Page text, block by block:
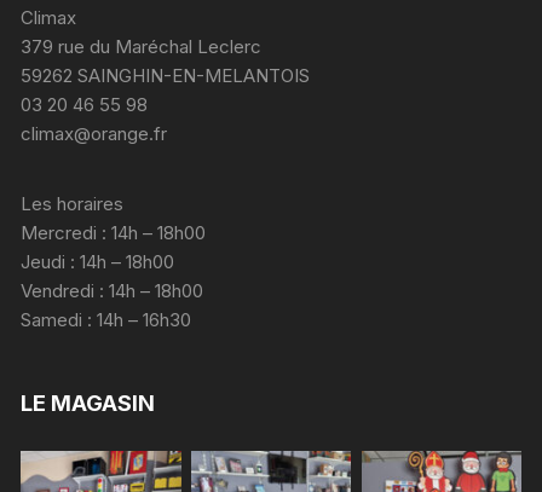
Climax
379 rue du Maréchal Leclerc
59262 SAINGHIN-EN-MELANTOIS
03 20 46 55 98
climax@orange.fr
Les horaires
Mercredi : 14h – 18h00
Jeudi : 14h – 18h00
Vendredi : 14h – 18h00
Samedi : 14h – 16h30
LE MAGASIN